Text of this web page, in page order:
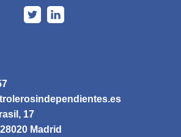
17
Madrid